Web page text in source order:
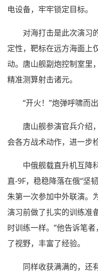
电设备，牢牢锁定目标。
对海打击是此次演习
定性，靶标在远方海面上
动。唐山舰副炮控制室里
精准测算射击诸元。
“开火！”炮弹呼啸而
唐山舰参演官兵介绍
会各方战术动作，进一步
中俄舰载直升机互降
直-9F，稳稳降落在俄“坚
朱第一次参加中外联演。
演习前做了扎实的训练准
时训练一样。”他告诉笔
了视野，丰富了经验。
同样收获满满的，还